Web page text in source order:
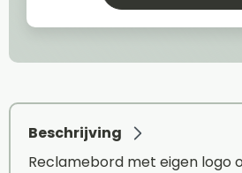
Beschrijving
Reclamebord met eigen logo